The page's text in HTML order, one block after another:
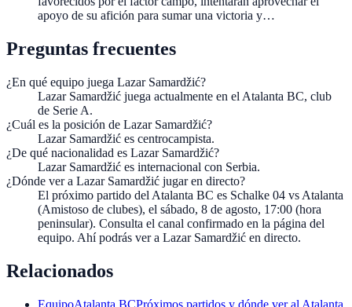
apoyo de su afición para sumar una victoria y…
Preguntas frecuentes
¿En qué equipo juega Lazar Samardžić?
Lazar Samardžić juega actualmente en el Atalanta BC, club
de Serie A.
¿Cuál es la posición de Lazar Samardžić?
Lazar Samardžić es centrocampista.
¿De qué nacionalidad es Lazar Samardžić?
Lazar Samardžić es internacional con Serbia.
¿Dónde ver a Lazar Samardžić jugar en directo?
El próximo partido del Atalanta BC es Schalke 04 vs Atalanta
(Amistoso de clubes), el sábado, 8 de agosto, 17:00 (hora
peninsular). Consulta el canal confirmado en la página del
equipo. Ahí podrás ver a Lazar Samardžić en directo.
Relacionados
EquipoAtalanta BCPróximos partidos y dónde ver al Atalanta